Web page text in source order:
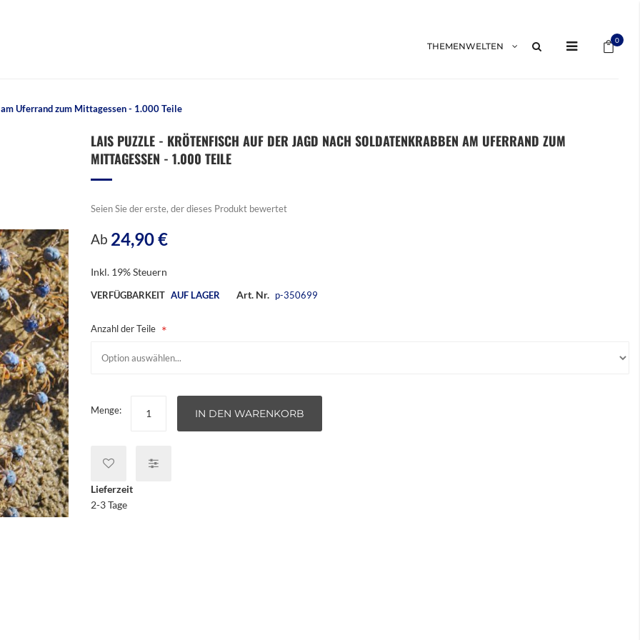
0
THEMENWELTEN
Uferrand zum Mittagessen - 1.000 Teile
LAIS PUZZLE - KRÖTENFISCH AUF DER JAGD NACH SOLDATENKRABBEN AM UFERRAND ZUM
MITTAGESSEN - 1.000 TEILE
Seien Sie der erste, der dieses Produkt bewertet
Ab 24,90 €
Inkl. 19% Steuern
VERFÜGBARKEIT AUF LAGER Art. Nr. p-350699
Anzahl der Teile
Menge: IN DEN WARENKORB
Lieferzeit
2-3 Tage